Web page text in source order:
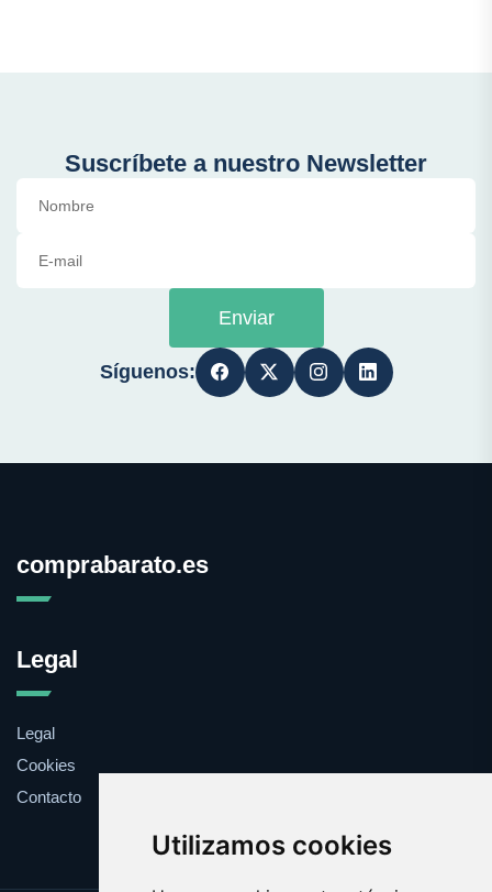
Utilizamos cookies
Suscríbete a nuestro Newsletter
Enviar
Síguenos:
comprabarato.es
Legal
Legal
Cookies
Contacto